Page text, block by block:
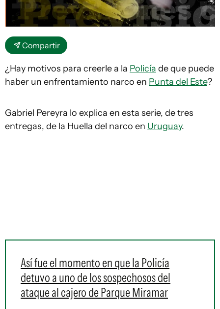
Compartir
¿Hay motivos para creerle a la Policía de que puede
haber un enfrentamiento narco en Punta del Este?
Gabriel Pereyra lo explica en esta serie, de tres
entregas, de la Huella del narco en Uruguay.
Así fue el momento en que la Policía
detuvo a uno de los sospechosos del
ataque al cajero de Parque Miramar